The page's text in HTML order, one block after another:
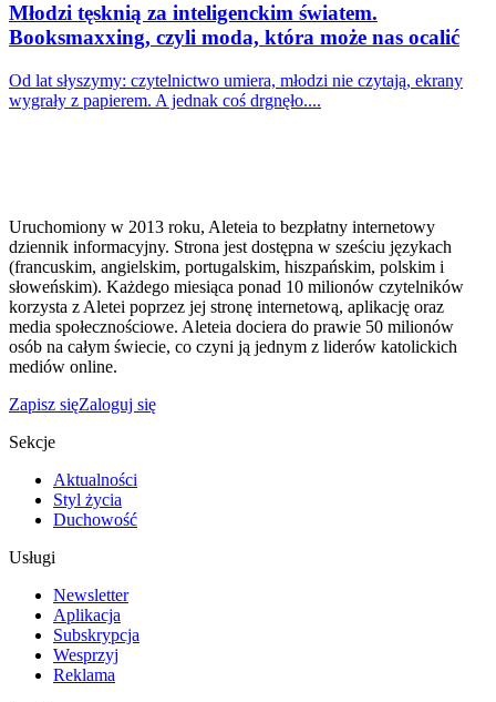
Młodzi tęsknią za inteligenckim światem.
Booksmaxxing, czyli moda, która może nas ocalić
Od lat słyszymy: czytelnictwo umiera, młodzi nie czytają, ekrany
wygrały z papierem. A jednak coś drgnęło....
Uruchomiony w 2013 roku, Aleteia to bezpłatny internetowy
dziennik informacyjny. Strona jest dostępna w sześciu językach
(francuskim, angielskim, portugalskim, hiszpańskim, polskim i
słoweńskim). Każdego miesiąca ponad 10 milionów czytelników
korzysta z Aletei poprzez jej stronę internetową, aplikację oraz
media społecznościowe. Aleteia dociera do prawie 50 milionów
osób na całym świecie, co czyni ją jednym z liderów katolickich
mediów online.
Zapisz sięZaloguj się
Sekcje
Aktualności
Styl życia
Duchowość
Usługi
Newsletter
Aplikacja
Subskrypcja
Wesprzyj
Reklama